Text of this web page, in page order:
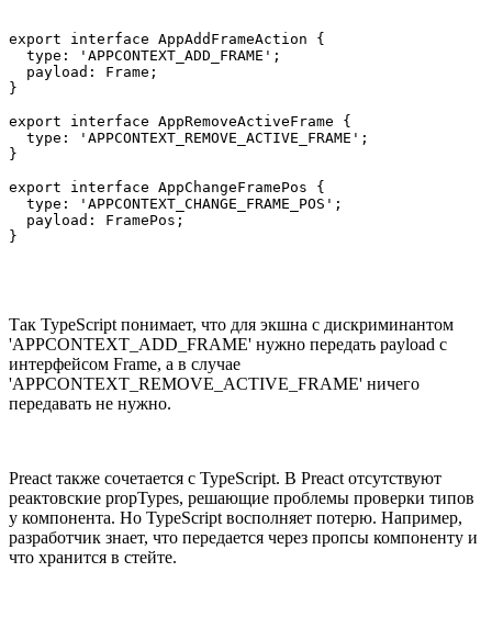
export interface AppAddFrameAction {
  type: 'APPCONTEXT_ADD_FRAME';
  payload: Frame;
}
export interface AppRemoveActiveFrame {
  type: 'APPCONTEXT_REMOVE_ACTIVE_FRAME';
}
export interface AppChangeFramePos {
  type: 'APPCONTEXT_CHANGE_FRAME_POS';
  payload: FramePos;
}
Так TypeScript понимает, что для экшна с дискриминантом
'APPCONTEXT_ADD_FRAME' нужно передать payload с
интерфейсом Frame, а в случае
'APPCONTEXT_REMOVE_ACTIVE_FRAME' ничего
передавать не нужно.
Preact также сочетается с TypeScript. В Preact отсутствуют
реактовские propTypes, решающие проблемы проверки типов
у компонента. Но TypeScript восполняет потерю. Например,
разработчик знает, что передается через пропсы компоненту и
что хранится в стейте.